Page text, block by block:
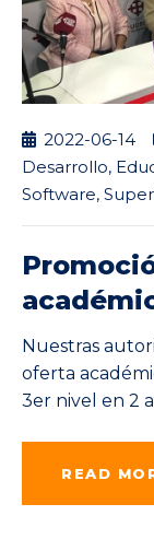
2022-06-14
Desarrollo,
Software,
Nuestras
oferta
3er nivel en 2
READ